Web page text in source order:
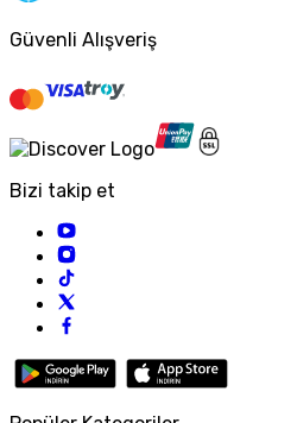
Güvenli Alışveriş
Bizi takip et